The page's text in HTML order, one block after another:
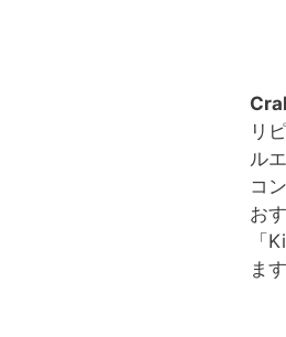
リ
ル
コ
お
「
ま